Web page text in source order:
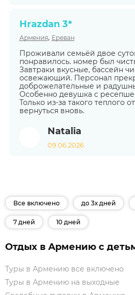
Hrazdan 3*
Армения, Ереван
Проживали семьёй двое
понравилось. номер был
Завтраки вкусные, бассейн
освежающий. Персонал
доброжелательные и
Особенно девушка с
Только из-за такого теплого
вернуться вновь.
Natalia
09.06.2026
Все включено до 3х дней
7 дней 10 дней
Отдых в Армению с
Туры в Армению все включено
Туры в Армению на выходные